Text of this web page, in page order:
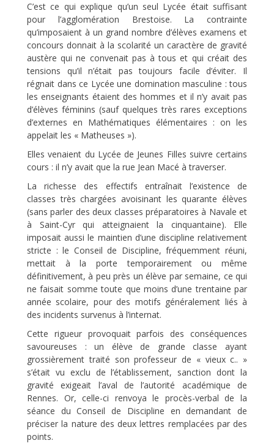
C’est ce qui explique qu’un seul Lycée était suffisant
pour l’agglomération Brestoise. La contrainte
qu’imposaient à un grand nombre d’élèves examens et
concours donnait à la scolarité un caractère de gravité
austère qui ne convenait pas à tous et qui créait des
tensions qu’il n’était pas toujours facile d’éviter. Il
régnait dans ce Lycée une domination masculine : tous
les enseignants étaient des hommes et il n’y avait pas
d’élèves féminins (sauf quelques très rares exceptions
d’externes en Mathématiques élémentaires : on les
appelait les « Matheuses »).
Elles venaient du Lycée de Jeunes Filles suivre certains
cours : il n’y avait que la rue Jean Macé à traverser.
La richesse des effectifs entraînait l’existence de
classes très chargées avoisinant les quarante élèves
(sans parler des deux classes préparatoires à Navale et
à Saint-Cyr qui atteignaient la cinquantaine). Elle
imposait aussi le maintien d’une discipline relativement
stricte : le Conseil de Discipline, fréquemment réuni,
mettait à la porte temporairement ou même
définitivement, à peu près un élève par semaine, ce qui
ne faisait somme toute que moins d’une trentaine par
année scolaire, pour des motifs généralement liés à
des incidents survenus à l’internat.
Cette rigueur provoquait parfois des conséquences
savoureuses : un élève de grande classe ayant
grossièrement traité son professeur de « vieux c.. »
s’était vu exclu de l’établissement, sanction dont la
gravité exigeait l’aval de l’autorité académique de
Rennes. Or, celle-ci renvoya le procès-verbal de la
séance du Conseil de Discipline en demandant de
préciser la nature des deux lettres remplacées par des
points.